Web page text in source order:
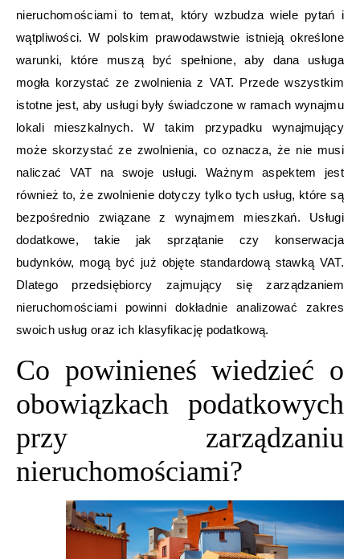
nieruchomościami to temat, który wzbudza wiele pytań i
wątpliwości. W polskim prawodawstwie istnieją określone
warunki, które muszą być spełnione, aby dana usługa
mogła korzystać ze zwolnienia z VAT. Przede wszystkim
istotne jest, aby usługi były świadczone w ramach wynajmu
lokali mieszkalnych. W takim przypadku wynajmujący
może skorzystać ze zwolnienia, co oznacza, że nie musi
naliczać VAT na swoje usługi. Ważnym aspektem jest
również to, że zwolnienie dotyczy tylko tych usług, które są
bezpośrednio związane z wynajmem mieszkań. Usługi
dodatkowe, takie jak sprzątanie czy konserwacja
budynków, mogą być już objęte standardową stawką VAT.
Dlatego przedsiębiorcy zajmujący się zarządzaniem
nieruchomościami powinni dokładnie analizować zakres
swoich usług oraz ich klasyfikację podatkową.
Co powinieneś wiedzieć o
obowiązkach podatkowych
przy zarządzaniu
nieruchomościami?